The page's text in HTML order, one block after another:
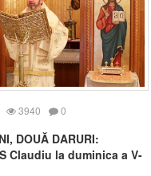
3940 0
DOUĂ DARURI:
Claudiu la duminica a V-